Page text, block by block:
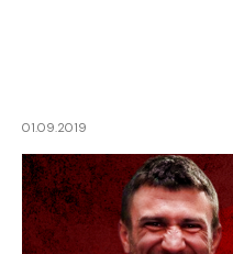
01.09.2019